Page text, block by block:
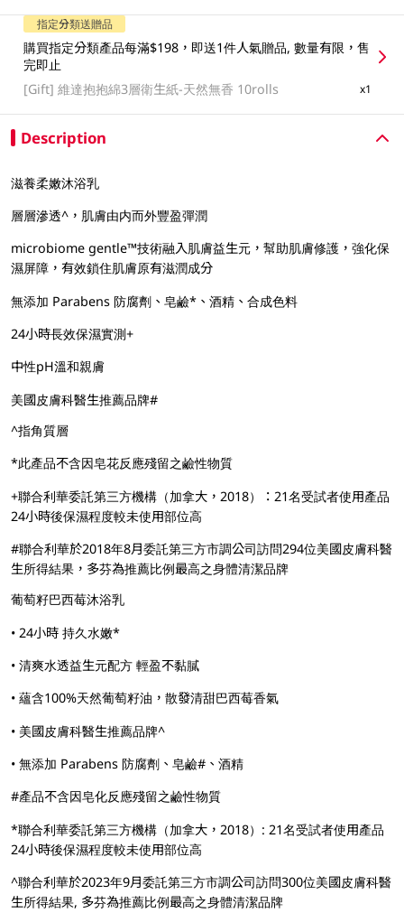
指定分類送贈品
購買指定分類產品每滿$198，即送1件人氣贈品, 數量有限，售
完即止
[Gift]維達抱抱綿3層衛生紙-天然無香 10rolls x1
Description
滋養柔嫩沐浴乳
層層滲透^，肌膚由内而外豐盈彈潤
microbiome gentle™技術融入肌膚益生元，幫助肌膚修護，強化保
濕屏障，有效鎖住肌膚原有滋潤成分
無添加 Parabens 防腐劑、皂鹼*、酒精、合成色料
24小時長效保濕實測+
中性pH溫和親膚
美國皮膚科醫生推薦品牌#
^指角質層
*此產品不含因皂花反應殘留之鹼性物質
+聯合利華委託第三方機構（加拿大，2018）：21名受試者使用產品
24小時後保濕程度較未使用部位高
#聯合利華於2018年8月委託第三方市調公司訪問294位美國皮膚科醫
生所得結果，多芬為推薦比例最高之身體清潔品牌
葡萄籽巴西莓沐浴乳
• 24小時 持久水嫩*
• 清爽水透益生元配方 輕盈不黏膩
• 蘊含100%天然葡萄籽油，散發清甜巴西莓香氣
• 美國皮膚科醫生推薦品牌^
• 無添加 Parabens 防腐劑、皂鹼#、酒精
#產品不含因皂化反應殘留之鹼性物質
*聯合利華委託第三方機構（加拿大，2018）: 21名受試者使用產品
24小時後保濕程度較未使用部位高
^聯合利華於2023年9月委託第三方市調公司訪問300位美國皮膚科醫
生所得結果, 多芬為推薦比例最高之身體清潔品牌